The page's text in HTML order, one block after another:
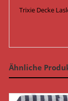
Trixie Decke
Ähnliche